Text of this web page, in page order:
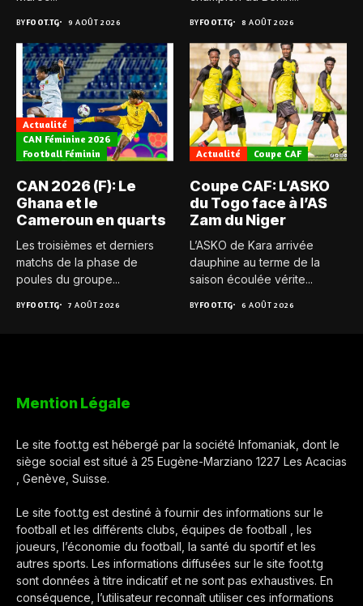
BYFOOT.TG 9 AOÛT 2026 BYFOOT.TG 8 AOÛT 2026
Actualité
CAN Féminine 2026
Football Féminin
CAN 2026 (F): Le
Ghana et le
Cameroun en quarts
Les troisièmes et derniers
matchs de la phase de
poules du groupe...
BYFOOT.TG 7 AOÛT 2026
Actualité Coupe CAF
Coupe CAF: L’ASKO
du Togo face à l’AS
Zam du Niger
L’ASKO de Kara arrivée
dauphine au terme de la
saison écoulée vérite...
BYFOOT.TG 6 AOÛT 2026
Mention Légale
Le site foot.tg est hébergé par la société Infomaniak, dont le
siège social est situé à 25 Eugène-Marziano 1227 Les Acacias
, Genève, Suisse.
Le site foot.tg est destiné à fournir des informations sur le
football et les différents clubs, équipes de football , les
joueurs, l’économie du football, la santé du sportif et les
autres sports. Les informations diffusées sur le site foot.tg
sont données à titre indicatif et ne sont pas exhaustives. En
conséquence, l’utilisateur reconnaît utiliser ces informations